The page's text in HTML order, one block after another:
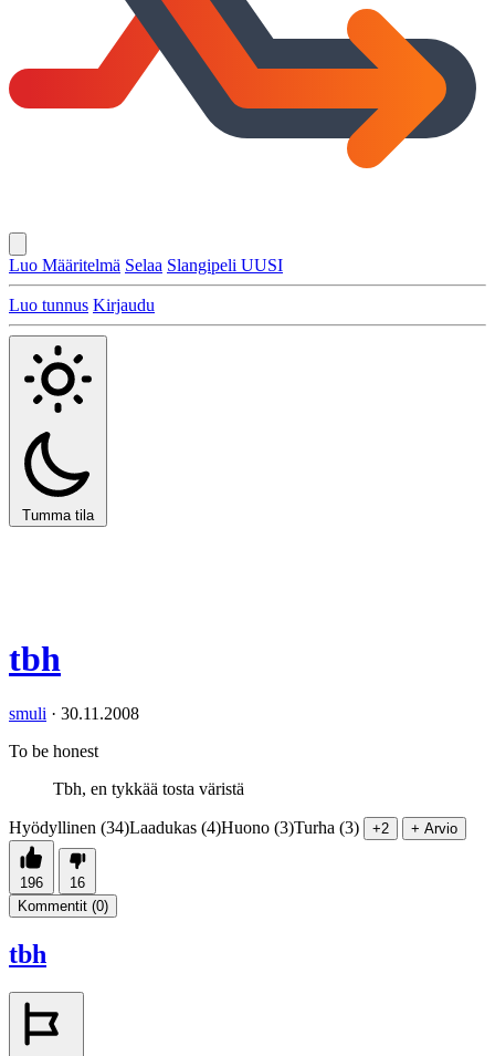
Luo Määritelmä Selaa Slangipeli UUSI
Luo tunnus Kirjaudu
Tumma tila
tbh
smuli · 30.11.2008
To be honest
Tbh, en tykkää tosta väristä
Hyödyllinen (34)Laadukas (4)Huono (3)Turha (3) +2 + Arvio
196
16
Kommentit (0)
tbh